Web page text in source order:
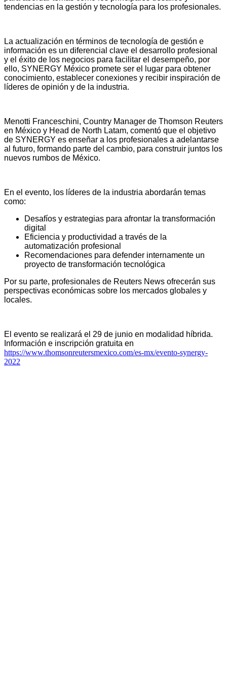
tendencias en la gestión y tecnología para los profesionales.
La actualización en términos de tecnología de gestión e
información es un diferencial clave el desarrollo profesional
y el éxito de los negocios para facilitar el desempeño, por
ello, SYNERGY México promete ser el lugar para obtener
conocimiento, establecer conexiones y recibir inspiración de
líderes de opinión y de la industria.
Menotti Franceschini, Country Manager de Thomson Reuters
en México y Head de North Latam, comentó que el objetivo
de SYNERGY es enseñar a los profesionales a adelantarse
al futuro, formando parte del cambio, para construir juntos los
nuevos rumbos de México.
En el evento, los líderes de la industria abordarán temas
como:
Desafíos y estrategias para afrontar la transformación
digital
Eficiencia y productividad a través de la
automatización profesional
Recomendaciones para defender internamente un
proyecto de transformación tecnológica
Por su parte, profesionales de Reuters News ofrecerán sus
perspectivas económicas sobre los mercados globales y
locales.
El evento se realizará el 29 de junio en modalidad híbrida.
Información e inscripción gratuita en
https://www.thomsonreutersmexico.com/es-mx/evento-synergy-
2022